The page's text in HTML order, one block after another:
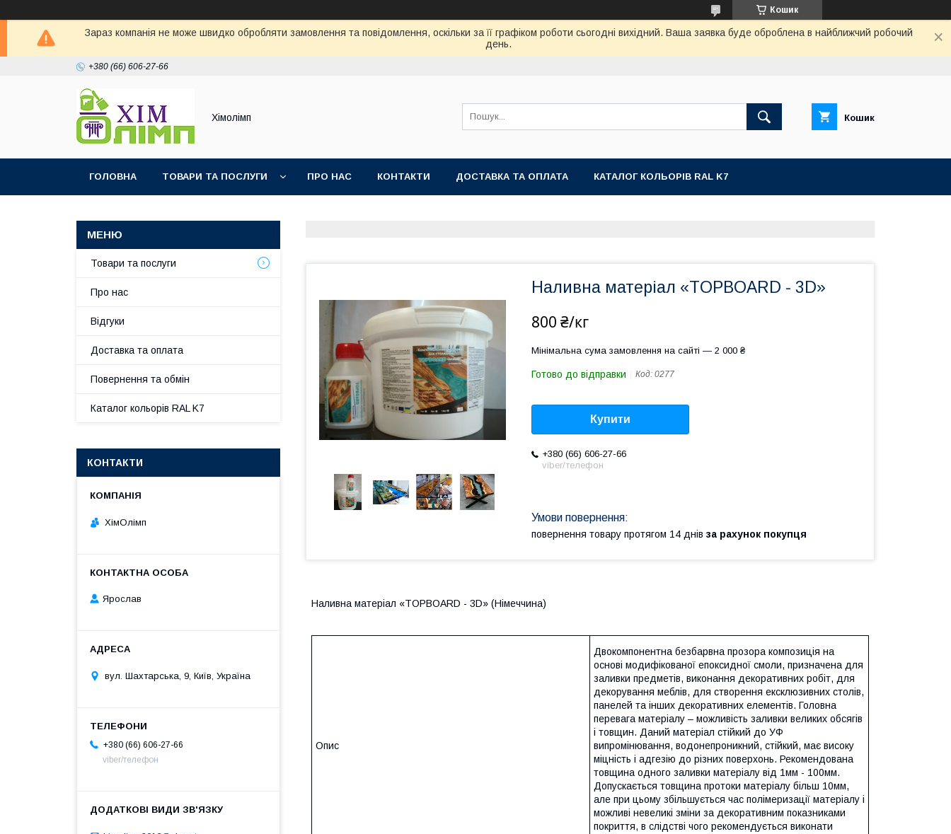
Кошик
Зараз компанія не може швидко обробляти замовлення та повідомлення, оскільки за її графіком роботи сьогодні вихідний. Ваша заявка буде оброблена в найближчий робочий
день.
+380 (66) 606-27-66
Хімолімп Кошик
ГОЛОВНА ТОВАРИ ТА ПОСЛУГИ ПРО НАС КОНТАКТИ ДОСТАВКА ТА ОПЛАТА КАТАЛОГ КОЛЬОРІВ RAL K7
Наливна матеріал «TOPBOARD - 3D»
800 ₴/кг
Мінімальна сума замовлення на сайті — 2 000 ₴
Готово до відправки Код: 0277
Купити
+380 (66) 606-27-66
viber/телефон
повернення товару протягом 14 днів за рахунок покупця
Наливна матеріал «TOPBOARD - 3D» (Німеччина)
Опис
Двокомпонентна безбарвна прозора композиція на
основі модифікованої епоксидної смоли, призначена для
заливки предметів, виконання декоративних робіт, для
декорування меблів, для створення ексклюзивних столів,
панелей та інших декоративних елементів. Головна
перевага матеріалу – можливість заливки великих обсягів
і товщин. Даний матеріал стійкий до УФ
випромінювання, водонепроникний, стійкий, має високу
міцність і адгезію до різних поверхонь. Рекомендована
товщина одного заливки матеріалу від 1мм - 100мм.
Допускається товщина протоки матеріалу більш 10мм,
але при цьому збільшується час полімеризації матеріалу і
можливі невеликі зміни за декоративним показниками
покриття, в слідстві чого рекомендується виконати
Товари та послуги
Про нас
Відгуки
Доставка та оплата
Повернення та обмін
Каталог кольорів RAL K7
КОНТАКТИ
ХімОлімп
Ярослав
вул. Шахтарська, 9, Київ, Україна
+380 (66) 606-27-66
viber/телефон